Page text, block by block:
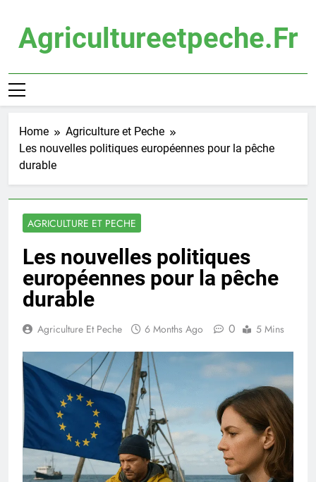
contentAgricultureetpeche.fr
Home
Agriculture et Peche
Les nouvelles politiques européennes pour la pêche
durable
AGRICULTURE ET PECHE
Les nouvelles politiques
européennes pour la pêche
durable
Agriculture Et Peche 6 Months Ago 0 5 Mins